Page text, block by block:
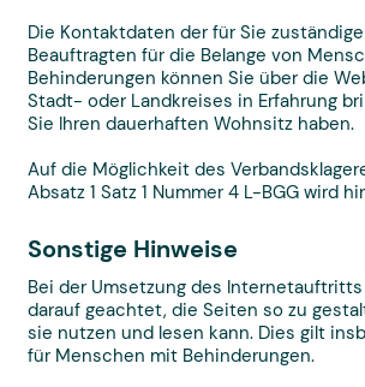
Die Kontaktdaten der für Sie
Beauftragten für die Belange von
Behinderungen können Sie über die
Stadt- oder Landkreises in Erfahrung
Sie Ihren dauerhaften Wohnsitz haben.
Auf die Möglichkeit des
Absatz 1 Satz 1 Nummer 4 L-BGG wird
Sonstige Hinweise
Bei der Umsetzung des
darauf geachtet, die Seiten so zu
sie nutzen und lesen kann. Dies gilt
für Menschen mit Behinderungen.